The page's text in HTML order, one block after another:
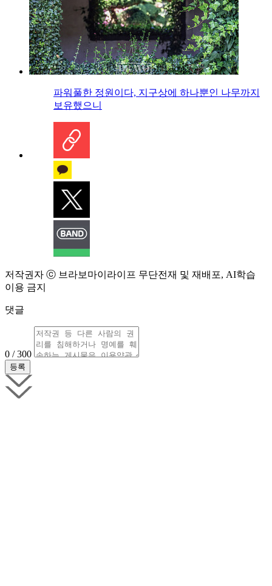
파워풀한 정원이다, 지구상에 하나뿐인 나무까지
보유했으니
저작권자 ⓒ 브라보마이라이프 무단전재 및 재배포, AI학습
이용 금지
댓글
0 / 300